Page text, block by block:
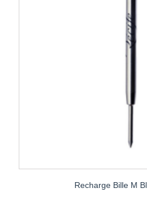
Recharge Bille M